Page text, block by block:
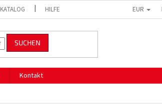
KATALOG HILFE EUR
SUCHEN
Kontakt